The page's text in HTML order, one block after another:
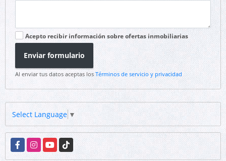
Acepto recibir información sobre ofertas inmobiliarias
Enviar formulario
Al enviar tus datos aceptas los Términos de servicio y privacidad
Select Language ▼
FacebookInstagramYouTubeTikTok